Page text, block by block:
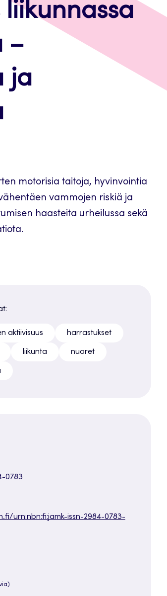
–
ja
motorisia taitoja, hyvinvointia
vammojen riskiä ja
haasteita urheilussa sekä
aktiivisuus harrastukset
liikunta nuoret
0783
urn:nbn:fi:jamk-issn-2984-0783-